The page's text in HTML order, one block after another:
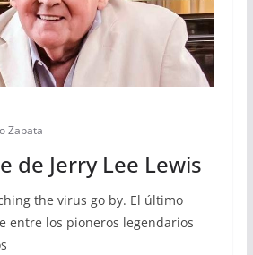
Zapata
de Jerry Lee Lewis
the virus go by. El último
entre los pioneros legendarios